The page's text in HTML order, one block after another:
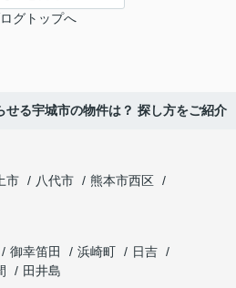
グトップへ
せる宇城市の物件は？ 探し方をご紹介
市 八代市
熊本市西区
御幸笛田 浜崎町
日吉
田井島